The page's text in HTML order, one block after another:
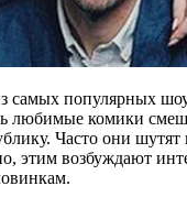
самых популярных
любимые комики
Часто они шутят
этим возбуждают